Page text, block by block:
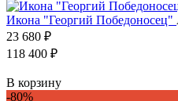
Икона "Георгий Победоносец"
23 680 ₽
118 400 ₽
В корзину
-80%